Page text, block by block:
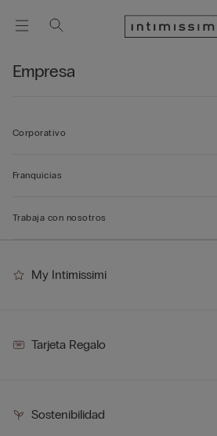
Empresa
Corporativo
Franquicias
Trabaja con nosotros
My Intimissimi
Tarjeta Regalo
Sostenibilidad